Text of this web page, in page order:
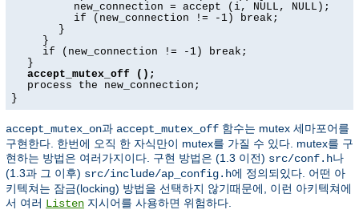
new_connection = accept (i, NULL, NULL);
if (new_connection != -1) break;
}
}
if (new_connection != -1) break;
}
accept_mutex_off ();
process the new_connection;
}
accept_mutex_on과 accept_mutex_off 함수는 mutex 세마포어를
구현한다. 한번에 오직 한 자식만이 mutex를 가질 수 있다. mutex를 구
현하는 방법은 여러가지이다. 구현 방법은 (1.3 이전) src/conf.h나
(1.3과 그 이후) src/include/ap_config.h에 정의되있다. 어떤 아
키텍쳐는 잠금(locking) 방법을 선택하지 않기때문에, 이런 아키텍쳐에
서 여러 Listen 지시어를 사용하면 위험하다.